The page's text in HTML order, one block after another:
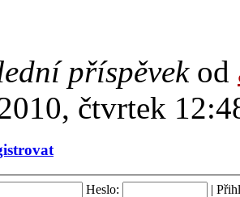
příspěvekod
čtvrtek
Heslo: |